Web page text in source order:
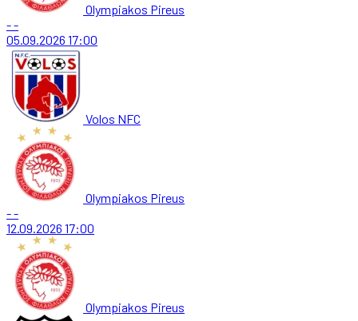
Olympiakos Pireus
--
05.09.2026 17:00
Volos NFC
Olympiakos Pireus
--
12.09.2026 17:00
Olympiakos Pireus